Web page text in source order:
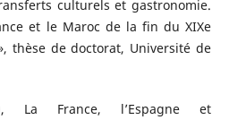
culturels et gastronomie.
et le Maroc de la fin du XIXe
thèse de doctorat, Université de
La France, l’Espagne et